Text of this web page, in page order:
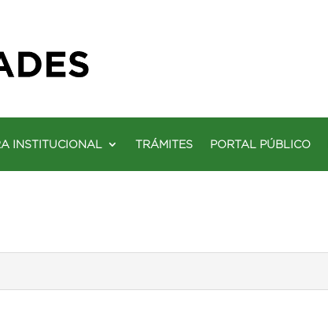
INSTITUCIONAL TRÁMITES PORTAL PÚBLICO